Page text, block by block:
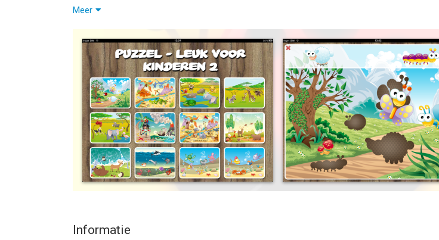
Een eenvoudige en leuke puzzels voor kinderen met 12 verschillende puzzels
We houden ervan om leuke kids games te maken
We hebben veel verschillende kinderspelen: puzzels, matching spellen, tellen spelletjes, ABC
Als je vragen hebt over deze puzzel of een van onze andere kinderen spelletjes
laat het ons weten!
Bekijk meer http://www.puzzleking.se
Veel plezier!
Meer
Informatie